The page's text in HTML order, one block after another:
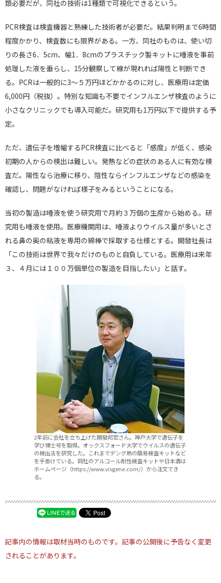
類必要だが、同社の技術は1種類で可視化できるという。
PCR検査は検査機器と熟練した技術者が必要だ。結果判明まで6時間
程度かかり、検査数にも限界がある。一方、同社のものは、使い切
りの長さ6．5cm、幅1．8cmのプラスチック製キットに唾液を事前
処理した液を垂らし、15分観察して線が現れれば陽性と判断でき
る。PCRは一般的に3～５万円ほどかかるのに対し、医療用は定価
6,000円（税抜）。特別な知識も不要でインフルエンザ検査のように
小さなクリニックでも導入可能だ。研究用も1万円以下で提供する予
定。
ただ、遺伝子を増幅するPCR検査に比べると「感度」が低く、感染
初期の人からの検出は難しい。発熱などの症状のある人に有効な検
査だ。陽性なら治療に移り、陰性ならインフルエンザなどの感染を
確認し、問題がなければ様子をみるということになる。
当初の製造は唾液を使う研究用で月約３万個の生産から始める。研
究用も唾液を使用。医療機関用は、唾液よりウイルス量が多いとさ
れる鼻の奥の粘液を専用の綿棒で採取する仕様とする。開發社長は
「この技術は世界で我々だけのものと自負している。医療用は来年
３、４月には１００万個単位の製造を目指したい」と話す。
2年前に会社を立ち上げた開發邦宏さん。神戸大学で遺伝子を
学び博士号を取得。オックスフォード大学でウイルスの遺伝子
の検出法を研究した。これまでデング熱の簡易検査キットなど
を手掛けている。同社のアルコール耐性検査キットや日本酒は
ホームページ（https://www.visgene.com/）から注文でき
る。
記事内の情報は取材当時のものです。記事の公開後に予告なく変更
されることがあります。